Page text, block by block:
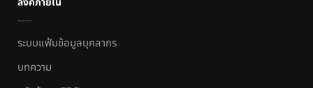
ระบบแฟ้มข้อมูลบุคลากร
บทความ